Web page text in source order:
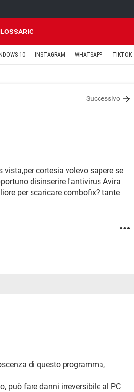
10 INSTAGRAM WHATSAPP TIKTOK
Successivo
cortesia volevo sapere se
disinserire l'antivirus Avira
per scaricare combofix? tante
di questo programma,
può fare danni irreversibile al PC